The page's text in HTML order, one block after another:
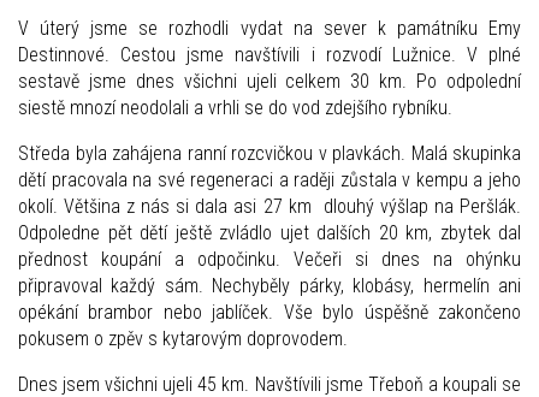
V úterý jsme se rozhodli vydat na sever k památníku Emy
Destinnové. Cestou jsme navštívili i rozvodí Lužnice. V plné
sestavě jsme dnes všichni ujeli celkem 30 km. Po odpolední
siestě mnozí neodolali a vrhli se do vod zdejšího rybníku.
Středa byla zahájena ranní rozcvičkou v plavkách. Malá skupinka
dětí pracovala na své regeneraci a raději zůstala v kempu a jeho
okolí. Většina z nás si dala asi 27 km dlouhý výšlap na Peršlák.
Odpoledne pět dětí ještě zvládlo ujet dalších 20 km, zbytek dal
přednost koupání a odpočinku. Večeři si dnes na ohýnku
připravoval každý sám. Nechyběly párky, klobásy, hermelín ani
opékání brambor nebo jablíček. Vše bylo úspěšně zakončeno
pokusem o zpěv s kytarovým doprovodem.
Dnes jsem všichni ujeli 45 km. Navštívili jsme Třeboň a koupali se